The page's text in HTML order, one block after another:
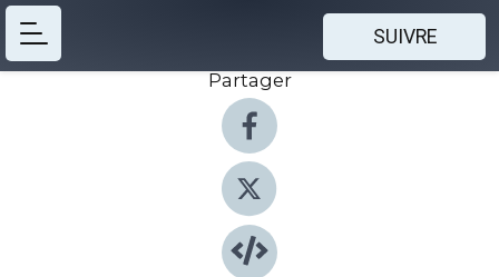
SUIVRE
Partager